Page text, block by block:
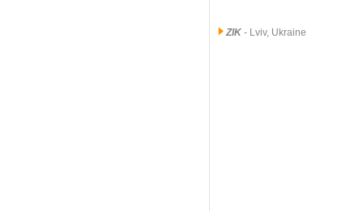
ZIK - Lviv, Ukraine